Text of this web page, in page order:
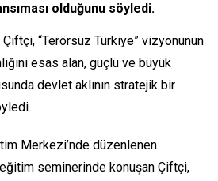
olduğunu söyledi.
“Terörsüz Türkiye” vizyonunun
esas alan, güçlü ve büyük
devlet aklının stratejik bir
Merkezi’nde düzenlenen
seminerinde konuşan Çiftçi,